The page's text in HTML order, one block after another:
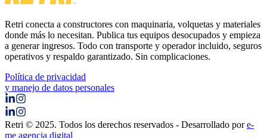
Retri conecta a constructores con maquinaria, volquetas y materiales
donde más lo necesitan. Publica tus equipos desocupados y empieza
a generar ingresos. Todo con transporte y operador incluido, seguros
operativos y respaldo garantizado. Sin complicaciones.
Política de privacidad
y manejo de datos personales
Retri © 2025. Todos los derechos reservados - Desarrollado pore-
me agencia digital